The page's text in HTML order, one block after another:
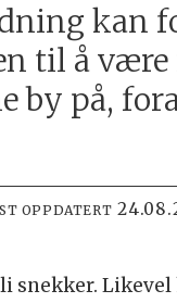
kan
til å være
by på,
OPPDATERT
snekker.